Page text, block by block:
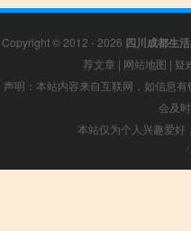
Copyright © 2012 - 2026 四川成都生
荐文章 | 网站地图 | 疑
声明：本站内容来自互联网，如信息
会及
本站仅为个人兴趣爱好